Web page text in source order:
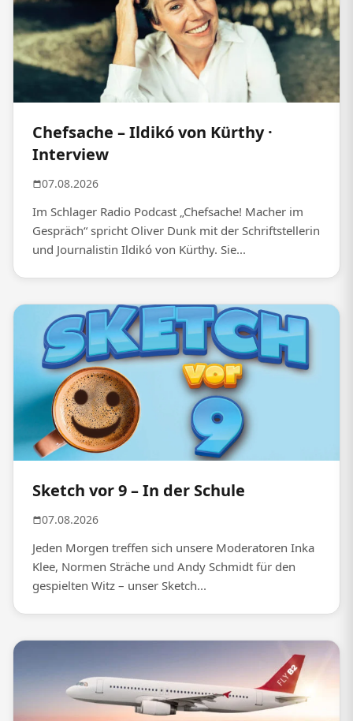
Chefsache – Ildikó von Kürthy ·
Interview
07.08.2026
Im Schlager Radio Podcast „Chefsache! Macher im
Gespräch“ spricht Oliver Dunk mit der Schriftstellerin
und Journalistin Ildikó von Kürthy. Sie...
Sketch vor 9 – In der Schule
07.08.2026
Jeden Morgen treffen sich unsere Moderatoren Inka
Klee, Normen Sträche und Andy Schmidt für den
gespielten Witz – unser Sketch...